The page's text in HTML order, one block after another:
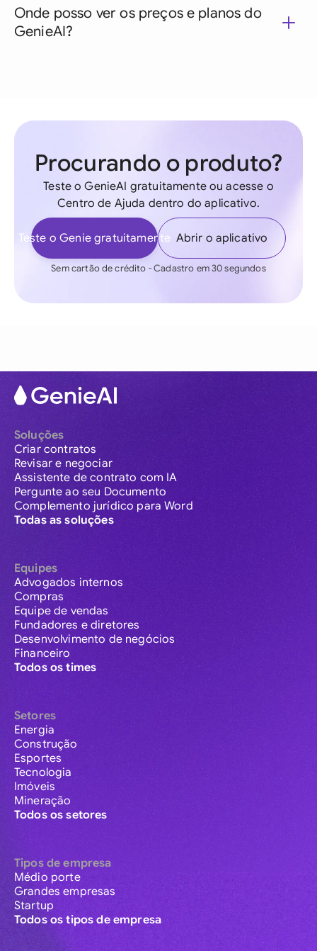
Onde posso ver os preços e planos do
GenieAI?
Procurando o produto?
Teste o GenieAI gratuitamente ou acesse o
Centro de Ajuda dentro do aplicativo.
Teste o Genie gratuitamente Abrir o aplicativo
Sem cartão de crédito - Cadastro em 30 segundos
Soluções
Criar contratos
Revisar e negociar
Assistente de contrato com IA
Pergunte ao seu Documento
Complemento jurídico para Word
Todas as soluções
Equipes
Advogados internos
Compras
Equipe de vendas
Fundadores e diretores
Desenvolvimento de negócios
Financeiro
Todos os times
Setores
Energia
Construção
Esportes
Tecnologia
Imóveis
Mineração
Todos os setores
Tipos de empresa
Médio porte
Grandes empresas
Startup
Todos os tipos de empresa